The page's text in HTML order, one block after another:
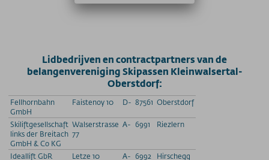
Lidbedrijven en contractpartners van de
belangenvereniging Skipassen Kleinwalsertal-
Oberstdorf:
Fellhornbahn
GmbH
Faistenoy 10 D- 87561 Oberstdorf
Skiliftgesellschaft
links der Breitach
GmbH & Co KG
Walserstrasse
77
A- 6991 Riezlern
Ideallift GbR Letze 10 A- 6992
Hirschegg